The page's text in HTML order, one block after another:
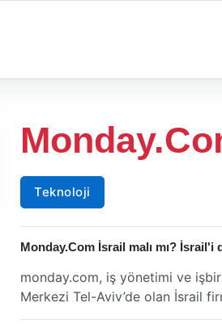
Teknoloji
Monday.Com İsrail malı mı? İsrail'i
monday.com, iş yönetimi ve
Merkezi Tel-Aviv’de olan İsrail